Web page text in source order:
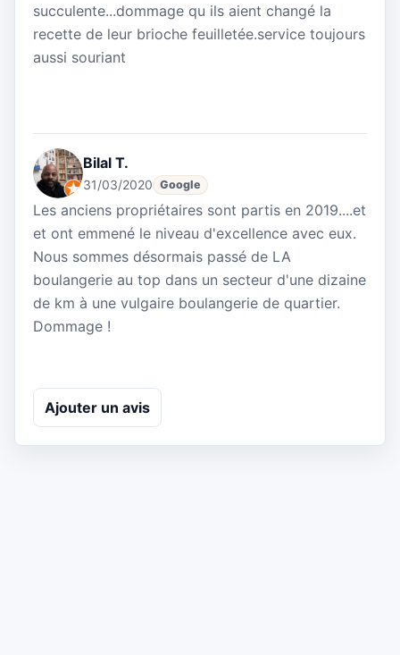
succulente...dommage qu ils aient changé la
recette de leur brioche feuilletée.service toujours
aussi souriant
Bilal T.
31/03/2020 Google
Les anciens propriétaires sont partis en 2019....et
et ont emmené le niveau d'excellence avec eux.
Nous sommes désormais passé de LA
boulangerie au top dans un secteur d'une dizaine
de km à une vulgaire boulangerie de quartier.
Dommage !
Ajouter un avis